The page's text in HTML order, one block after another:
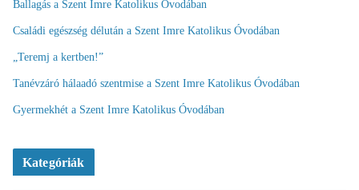
Ballagás a Szent Imre Katolikus Óvodában
Családi egészség délután a Szent Imre Katolikus Óvodában
„Teremj a kertben!”
Tanévzáró hálaadó szentmise a Szent Imre Katolikus Óvodában
Gyermekhét a Szent Imre Katolikus Óvodában
Kategóriák